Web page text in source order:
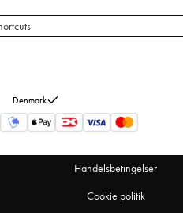
styles
Denmark
Handelsbetingelser
Cookie politik